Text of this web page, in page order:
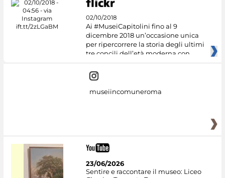
02/10/2018
Ai #MuseiCapitolini fino al 9
dicembre 2018 un’occasione unica
per ripercorrere la storia degli ultimi
tre concili dell’età moderna con
museiincomuneroma
23/06/2026
Sentire e raccontare il museo: Liceo